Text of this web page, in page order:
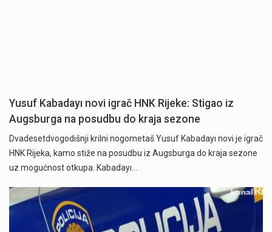
Yusuf Kabadayı novi igrač HNK Rijeke: Stigao iz
Augsburga na posudbu do kraja sezone
Dvadesetdvogodišnji krilni nogometaš Yusuf Kabadayı novi je igrač
HNK Rijeka, kamo stiže na posudbu iz Augsburga do kraja sezone
uz mogućnost otkupa. Kabadayı…